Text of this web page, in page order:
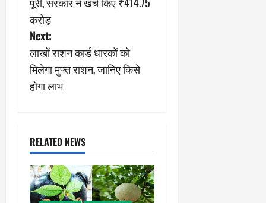
s
t
n
a
i
g
a
करोड़
Next:
लाखों राशन कार्ड धारकों को
मिलेगा मुफ्त राशन, जानिए किसे
होगा लाभ
RELATED NEWS